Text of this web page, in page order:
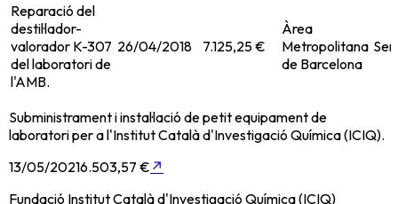
Reparació del
destil·lador-
valorador K-307
del laboratori de
l'AMB.
26/04/2018 7.125,25 €
Àrea
Metropolitana
de Barcelona
Subministrament i instal·lació de petit equipament de
laboratori per a l'Institut Català d'Investigació Química (ICIQ).
13/05/20216.503,57 € ↗
Fundació Institut Català d'Investigació Química (ICIQ)